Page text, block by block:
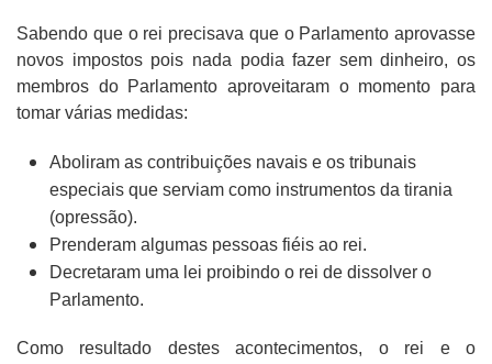
Sabendo que o rei precisava que o Parlamento aprovasse
novos impostos pois nada podia fazer sem dinheiro, os
membros do Parlamento aproveitaram o momento para
tomar várias medidas:
Aboliram as contribuições navais e os tribunais
especiais que serviam como instrumentos da tirania
(opressão).
Prenderam algumas pessoas fiéis ao rei.
Decretaram uma lei proibindo o rei de dissolver o
Parlamento.
Como resultado destes acontecimentos, o rei e o